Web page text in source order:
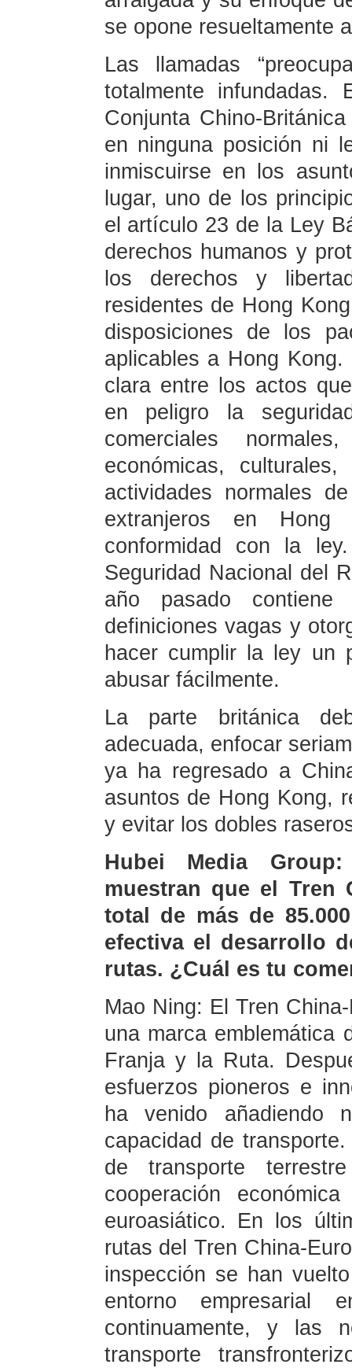
se opone resueltamente
Las llamadas
totalmente infundadas.
Conjunta Chino-
en ninguna posición ni
inmiscuirse en los
lugar, uno de los
el artículo 23 de la Ley
derechos humanos y
los derechos y
residentes de Hong
disposiciones de los
aplicables a Hong
clara entre los actos
en peligro la
comerciales
económicas,
actividades normales
extranjeros en Hong
conformidad con la
Seguridad Nacional del
año pasado contiene
definiciones vagas y
hacer cumplir la ley un
abusar fácilmente.
La parte británica
adecuada, enfocar
ya ha regresado a
asuntos de Hong Kong,
y evitar los dobles
Hubei Media
muestran que el Tren
total de más de
efectiva el desarrollo
rutas. ¿Cuál es tu
Mao Ning: El Tren
una marca emblemática
Franja y la Ruta.
esfuerzos pioneros e
ha venido añadiendo
capacidad de
de transporte
cooperación
euroasiático. En los
rutas del Tren China-
inspección se han
entorno empresarial
continuamente, y las
transporte